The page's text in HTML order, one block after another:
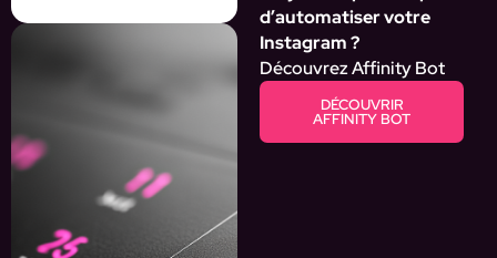
d’automatiser votre
Instagram ?
Découvrez Affinity Bot
DÉCOUVRIR
AFFINITY BOT